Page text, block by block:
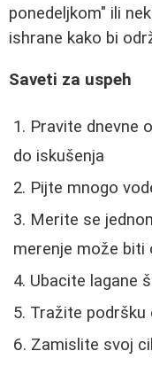
ponedeljkom" ili
ishrane kako bi
Saveti za uspeh
Pravite dnevne
do iskušenja
Pijte mnogo
Merite se
merenje može biti
Ubacite lagane
Tražite podršku
Zamislite svoj